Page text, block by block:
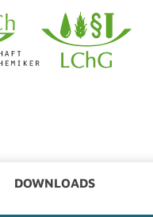
DOWN­LOADS